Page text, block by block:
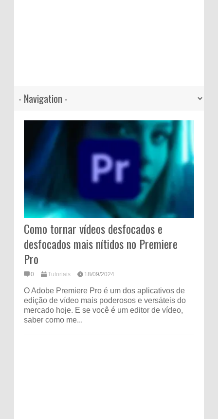
Como tornar vídeos desfocados e
desfocados mais nítidos no Premiere
Pro
0 Tutoriais 18/09/2024
O Adobe Premiere Pro é um dos aplicativos de
edição de vídeo mais poderosos e versáteis do
mercado hoje. E se você é um editor de vídeo,
saber como me...